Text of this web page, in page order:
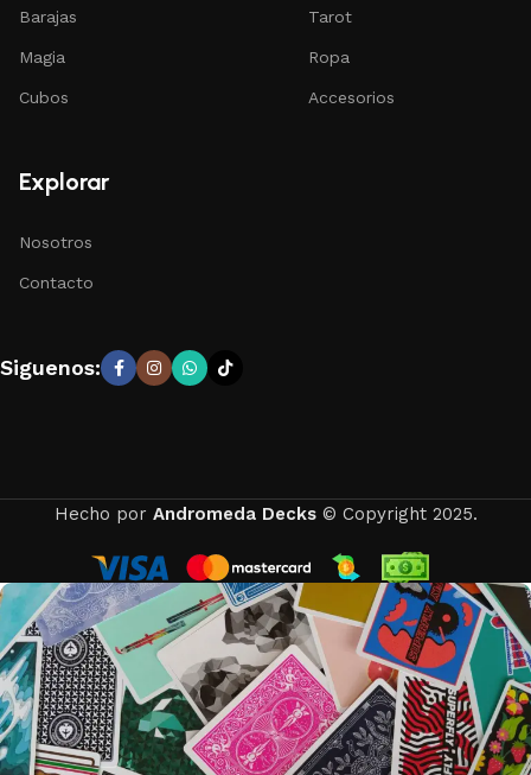
Barajas
Magia
Cubos
Tarot
Ropa
Accesorios
Explorar
Nosotros
Contacto
Siguenos:
Hecho por Andromeda Decks© Copyright 2025.